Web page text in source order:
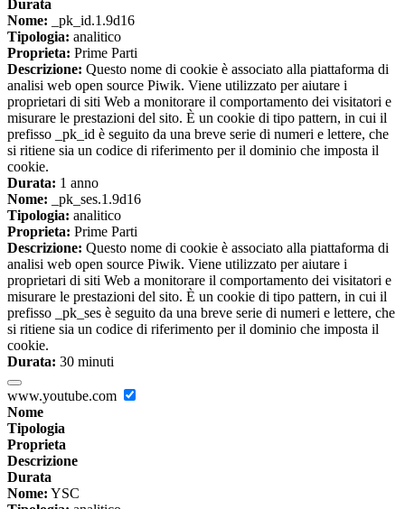
Durata
Nome: _pk_id.1.9d16
Tipologia: analitico
Proprieta: Prime Parti
Descrizione: Questo nome di cookie è associato alla piattaforma di
analisi web open source Piwik. Viene utilizzato per aiutare i
proprietari di siti Web a monitorare il comportamento dei visitatori e
misurare le prestazioni del sito. È un cookie di tipo pattern, in cui il
prefisso _pk_id è seguito da una breve serie di numeri e lettere, che
si ritiene sia un codice di riferimento per il dominio che imposta il
cookie.
Durata: 1 anno
Nome: _pk_ses.1.9d16
Tipologia: analitico
Proprieta: Prime Parti
Descrizione: Questo nome di cookie è associato alla piattaforma di
analisi web open source Piwik. Viene utilizzato per aiutare i
proprietari di siti Web a monitorare il comportamento dei visitatori e
misurare le prestazioni del sito. È un cookie di tipo pattern, in cui il
prefisso _pk_ses è seguito da una breve serie di numeri e lettere, che
si ritiene sia un codice di riferimento per il dominio che imposta il
cookie.
Durata: 30 minuti
www.youtube.com
Nome
Tipologia
Proprieta
Descrizione
Durata
Nome: YSC